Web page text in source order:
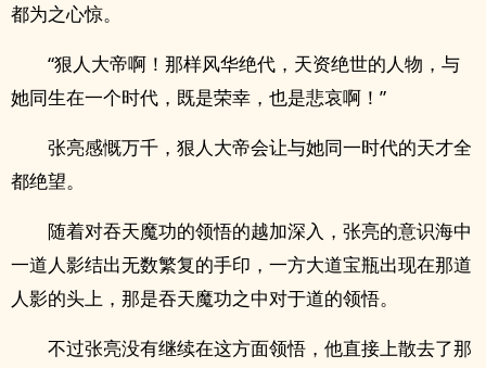
都为之心惊。
“狠人大帝啊！那样风华绝代，天资绝世的人物，与
她同生在一个时代，既是荣幸，也是悲哀啊！”
张亮感慨万千，狠人大帝会让与她同一时代的天才全
都绝望。
随着对吞天魔功的领悟的越加深入，张亮的意识海中
一道人影结出无数繁复的手印，一方大道宝瓶出现在那道
人影的头上，那是吞天魔功之中对于道的领悟。
不过张亮没有继续在这方面领悟，他直接上散去了那